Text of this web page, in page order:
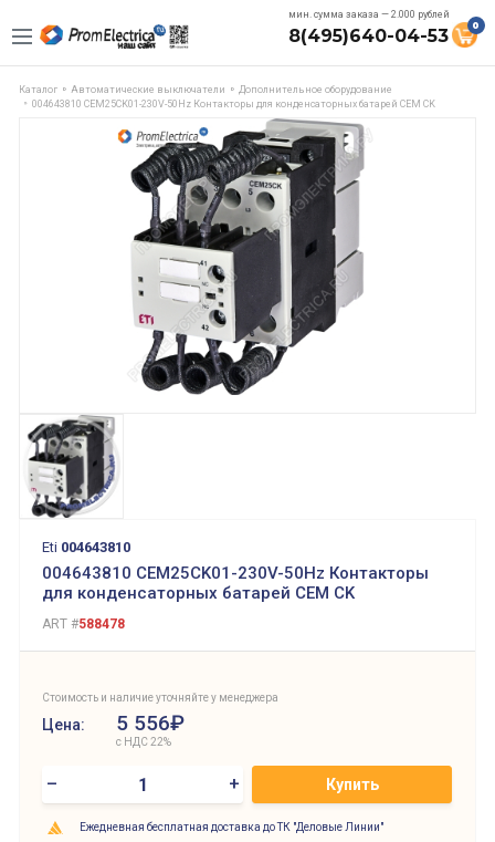
мин. сумма заказа — 2.000 рублей
8(495)640-04-53 0
Каталог Автоматические выключатели
Дополнительное оборудование
004643810 CEM25CK01-230V-50Hz Контакторы для конденсаторных батарей СЕМ CK
Eti 004643810
004643810 CEM25CK01-230V-50Hz Контакторы
для конденсаторных батарей СЕМ CK
ART #588478
Стоимость и наличие уточняйте у менеджера
Цена: 5 556₽
с НДС 22%
– + Купить
Ежедневная бесплатная доставка до ТК "Деловые Линии"